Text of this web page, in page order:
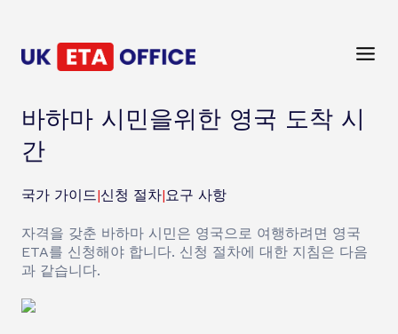
바하마 시민을위한 영국 도착 시
간
국가 가이드|신청 절차|요구 사항
자격을 갖춘 바하마 시민은 영국으로 여행하려면 영국
ETA를 신청해야 합니다. 신청 절차에 대한 지침은 다음
과 같습니다.